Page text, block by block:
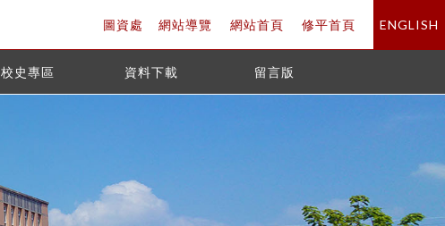
圖資處 網站導覽 網站首頁 修平首頁 ENGLISH
校史專區 資料下載 留言版